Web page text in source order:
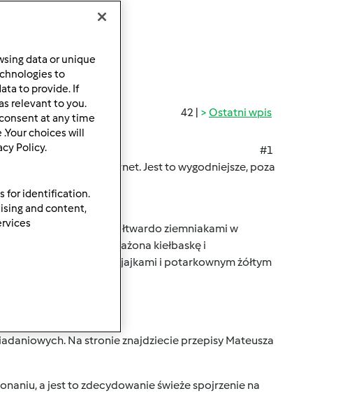
42 | Ostatni wpis
#1
przepisów przez internet. Jest to wygodniejsze, poza
z ugotowanymi na półtwardo ziemniakami w
na twardo, podsmażona kiełbaskę i
2 jajkami i potarkownym żółtym
Na stronie znajdziecie przepisy Mateusza
a jest to zdecydowanie świeże spojrzenie na
data or unique
to
to provide. If
relevant to you.
at any time
choices will
Policy.
for identification.
and content,